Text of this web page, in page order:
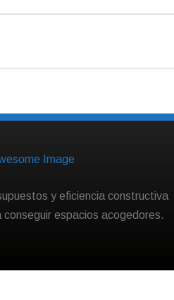
y eficiencia constructiva
conseguir espacios acogedores.